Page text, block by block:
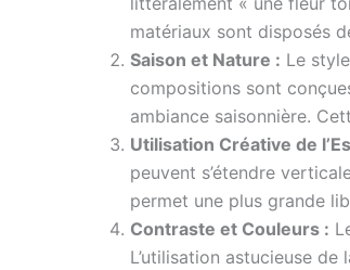
matériaux sont disposés
Saison et Nature : Le
compositions sont
ambiance saisonnière.
Utilisation Créative de
peuvent s’étendre
permet une plus grande
Contraste et Couleurs :
L’utilisation astucieuse